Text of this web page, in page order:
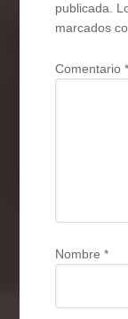
publicada.
marcados
Comentario*
Nombre*